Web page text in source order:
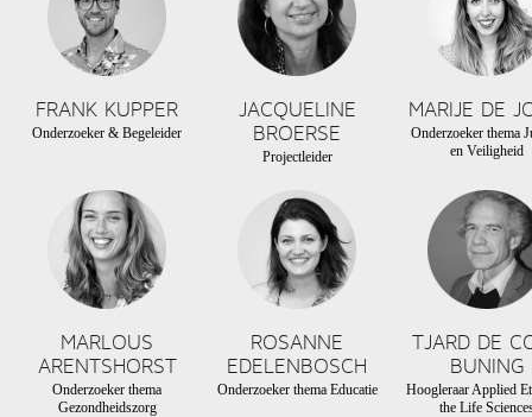
FRANK KUPPER
Onderzoeker & Begeleider
JACQUELINE
BROERSE
Projectleider
MARIJE DE
Onderzoeker thema
en Veiligheid
MARLOUS
ARENTSHORST
Onderzoeker thema
Gezondheidszorg
ROSANNE
EDELENBOSCH
Onderzoeker thema Educatie
TJARD DE
BUNING
Hoogleraar Applied
the Life